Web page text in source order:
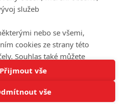
cookies.
/ All rights reserved /
služeb
nebo se všemi,
cookies ze strany této
Souhlas také můžete
případě vám na stránce
personalizované funkce.
se budou vztahovat pouze na
Přijmout vše
vše